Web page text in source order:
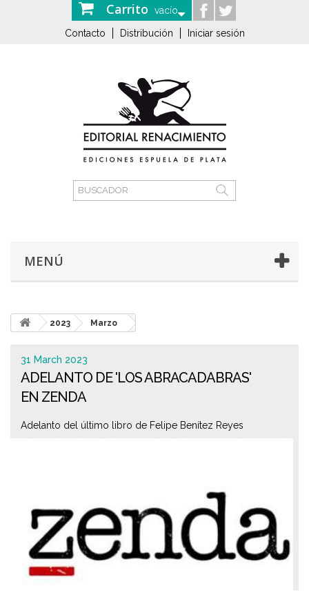
Carrito vacío
Contacto Distribución Iniciar sesión
MENÚ
2023 Marzo
31 March 2023
ADELANTO DE 'LOS ABRACADABRAS'
EN ZENDA
Adelanto del último libro de Felipe Benítez Reyes